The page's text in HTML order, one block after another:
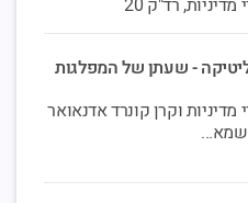
רד"ק 20
- שעתן של המפלגות
וקרן קונרד אדנאואר
שמא...